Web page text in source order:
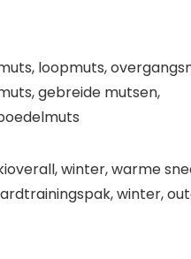
loopmuts,
gebreide mutsen,
winter, warme
winter,